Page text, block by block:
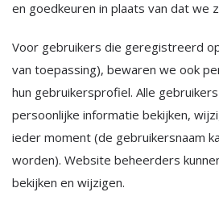
en goedkeuren in plaats van dat we
Voor gebruikers die geregistreerd
van toepassing), bewaren we ook
hun gebruikersprofiel. Alle gebruikers
persoonlijke informatie bekijken,
ieder moment (de gebruikersnaam
worden). Website beheerders
bekijken en wijzigen.